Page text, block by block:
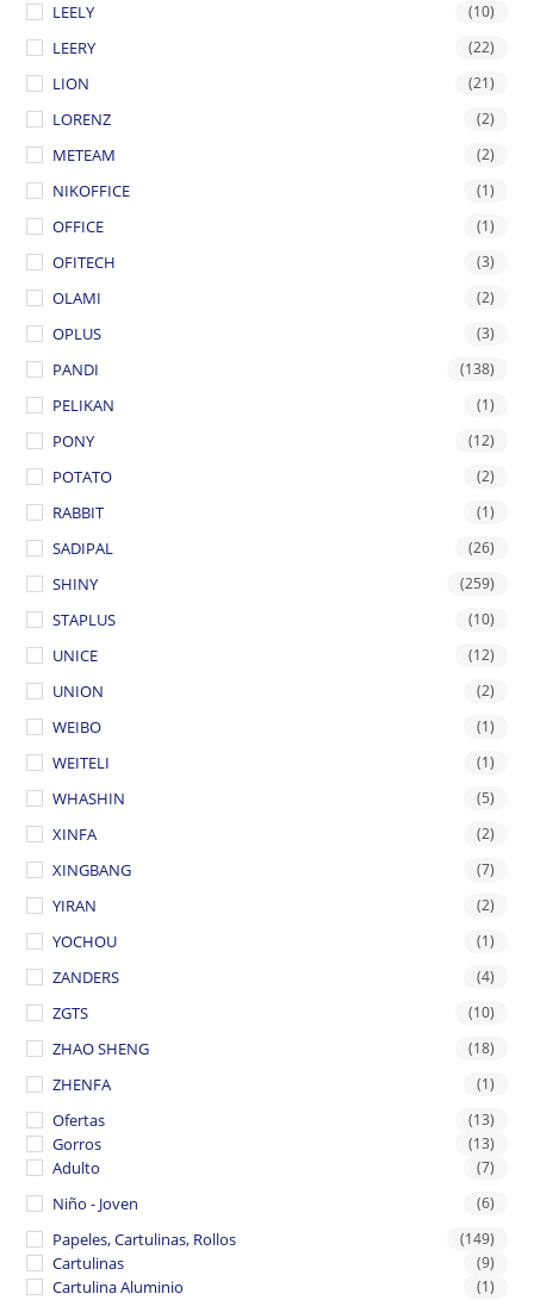
LEELY (10)
LEERY (22)
LION (21)
LORENZ (2)
METEAM (2)
NIKOFFICE (1)
OFFICE (1)
OFITECH (3)
OLAMI (2)
OPLUS (3)
PANDI (138)
PELIKAN (1)
PONY (12)
POTATO (2)
RABBIT (1)
SADIPAL (26)
SHINY (259)
STAPLUS (10)
UNICE (12)
UNION (2)
WEIBO (1)
WEITELI (1)
WHASHIN (5)
XINFA (2)
XINGBANG (7)
YIRAN (2)
YOCHOU (1)
ZANDERS (4)
ZGTS (10)
ZHAO SHENG (18)
ZHENFA (1)
Ofertas (13)
Gorros (13)
Adulto (7)
Niño - Joven (6)
Papeles, Cartulinas, Rollos (149)
Cartulinas (9)
Cartulina Aluminio (1)